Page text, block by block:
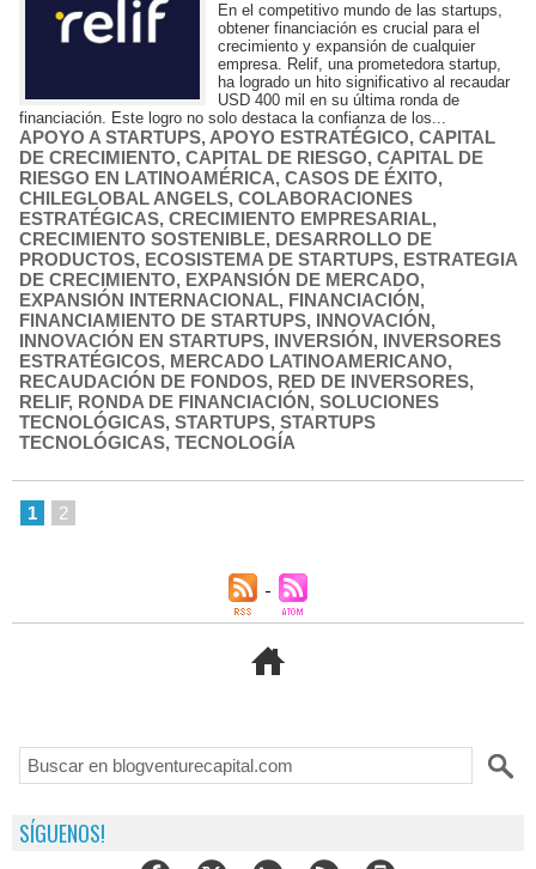
En el competitivo mundo de las startups,
obtener financiación es crucial para el
crecimiento y expansión de cualquier
empresa. Relif, una prometedora startup,
ha logrado un hito significativo al recaudar
USD 400 mil en su última ronda de
financiación. Este logro no solo destaca la confianza de los...
APOYO A STARTUPS, APOYO ESTRATÉGICO, CAPITAL
DE CRECIMIENTO, CAPITAL DE RIESGO, CAPITAL DE
RIESGO EN LATINOAMÉRICA, CASOS DE ÉXITO,
CHILEGLOBAL ANGELS, COLABORACIONES
ESTRATÉGICAS, CRECIMIENTO EMPRESARIAL,
CRECIMIENTO SOSTENIBLE, DESARROLLO DE
PRODUCTOS, ECOSISTEMA DE STARTUPS, ESTRATEGIA
DE CRECIMIENTO, EXPANSIÓN DE MERCADO,
EXPANSIÓN INTERNACIONAL, FINANCIACIÓN,
FINANCIAMIENTO DE STARTUPS, INNOVACIÓN,
INNOVACIÓN EN STARTUPS, INVERSIÓN, INVERSORES
ESTRATÉGICOS, MERCADO LATINOAMERICANO,
RECAUDACIÓN DE FONDOS, RED DE INVERSORES,
RELIF, RONDA DE FINANCIACIÓN, SOLUCIONES
TECNOLÓGICAS, STARTUPS, STARTUPS
TECNOLÓGICAS, TECNOLOGÍA
1 2
SÍGUENOS!